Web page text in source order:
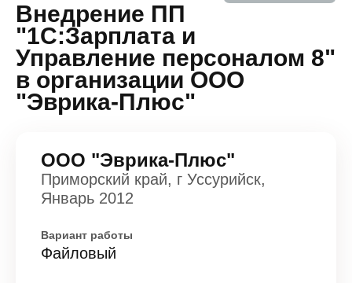
Внедрение ПП
"1С:Зарплата и
Управление персоналом 8"
в организации ООО
"Эврика-Плюс"
ООО "Эврика-Плюс"
Приморский край, г Уссурийск,
Январь 2012
Вариант работы
Файловый